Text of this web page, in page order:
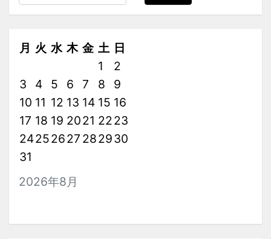
2026年8月
月 火 水 木 金 土 日
1
2
3
4 5 6 7 8
9
10 11 12 13 14 15 16
17 18 19 2021 2223
24252627 282930
31